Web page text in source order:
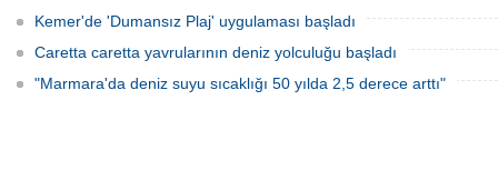
Kemer'de 'Dumansız Plaj' uygulaması başladı
Caretta caretta yavrularının deniz yolculuğu başladı
"Marmara'da deniz suyu sıcaklığı 50 yılda 2,5 derece arttı"